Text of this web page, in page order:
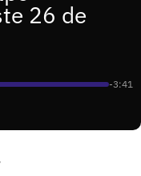
26 de
-3:41